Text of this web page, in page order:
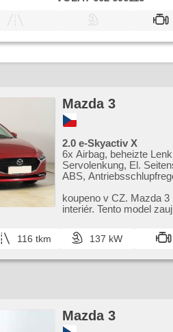
Mazda 3
2.0 e-Skyactiv X
6x Airbag, beheizte
Servolenkung, El.
ABS,
Stabilitätsprogramm
head-up display,
koupeno v CZ. Mazda
interiér. Tento model
116 tkm 137 kW
Mazda 3